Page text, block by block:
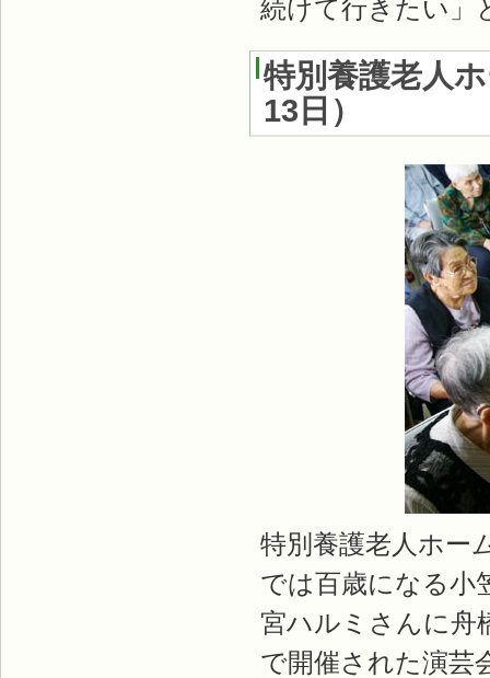
続けて行きたい」
特別養護老人
13日 ）
特別養護老人ホー
では百歳になる小
宮ハルミさんに舟
で開催された演芸